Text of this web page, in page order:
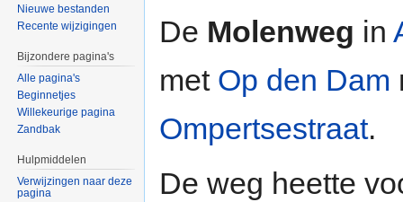
De Molenweg in
met Op den Dam
Ompertsestraat.
De weg heette
Nieuwe bestanden
Recente wijzigingen
Bijzondere pagina's
Alle pagina's
Beginnetjes
Willekeurige pagina
Zandbak
Hulpmiddelen
Verwijzingen naar deze
pagina